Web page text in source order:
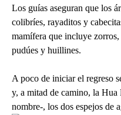
Los guías aseguran que los
colibríes, rayaditos y
mamífera que incluye
pudúes y huillines.
A poco de iniciar el regreso
y, a mitad de camino, la
nombre-, los dos espejos de